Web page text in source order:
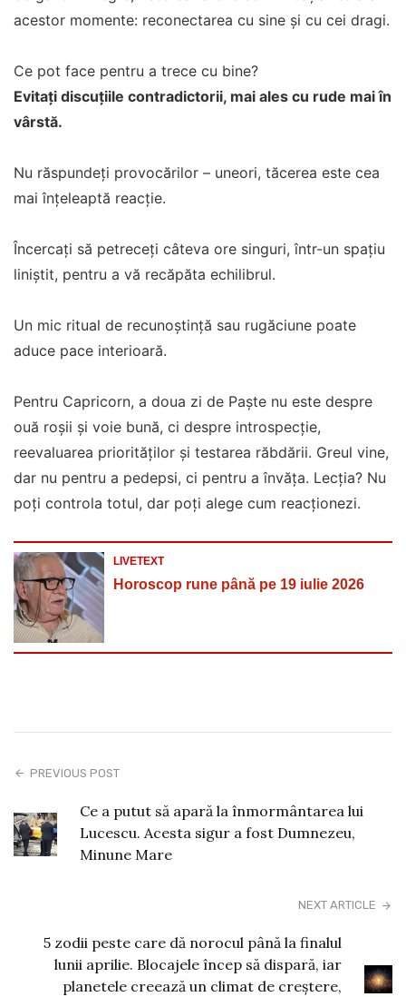
acestor momente: reconectarea cu sine și cu cei dragi.
Ce pot face pentru a trece cu bine?
Evitați discuțiile contradictorii, mai ales cu rude mai în
vârstă.
Nu răspundeți provocărilor – uneori, tăcerea este cea
mai înțeleaptă reacție.
Încercați să petreceți câteva ore singuri, într-un spațiu
liniștit, pentru a vă recăpăta echilibrul.
Un mic ritual de recunoștință sau rugăciune poate
aduce pace interioară.
Pentru Capricorn, a doua zi de Paște nu este despre
ouă roșii și voie bună, ci despre introspecție,
reevaluarea priorităților și testarea răbdării. Greul vine,
dar nu pentru a pedepsi, ci pentru a învăța. Lecția? Nu
poți controla totul, dar poți alege cum reacționezi.
LIVETEXT
Horoscop rune până pe 19 iulie 2026
PREVIOUS POST
Ce a putut să apară la înmormântarea lui
Lucescu. Acesta sigur a fost Dumnezeu,
Minune Mare
NEXT ARTICLE
5 zodii peste care dă norocul până la finalul
lunii aprilie. Blocajele încep să dispară, iar
planetele creează un climat de creștere,